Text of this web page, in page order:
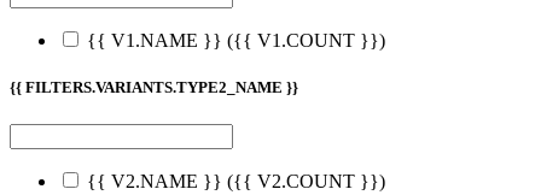
{{ V1.NAME }} ({{ V1.COUNT }})
{{ FILTERS.VARIANTS.TYPE2_NAME }}
{{ V2.NAME }} ({{ V2.COUNT }})